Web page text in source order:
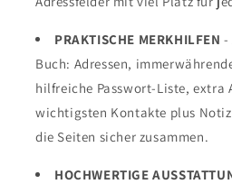
PRAKTISCHE MERKHILFEN -
Buch: Adressen,
hilfreiche Passwort-Liste, extra
wichtigsten Kontakte plus
die Seiten sicher zusammen.
HOCHWERTIGE